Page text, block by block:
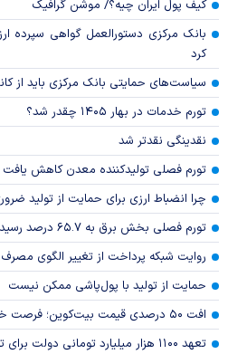
کیف پول ایران چیه؟/ موشن گرافیک
بانک مرکزی دستورالعمل گواهی سپرده
کرد
سیاست‌های حمایتی بانک مرکزی باید از
تورم خدمات در بهار ۱۴۰۵ چقدر شد؟
نقدینگی نقدتر شد
تورم فصلی تولیدکننده معدن کاهش یافت
چرا انضباط ارزی برای حمایت از تولید
تورم فصلی بخش برق به ۶۵.۷ درصد رسید
روایت شبکه پرداخت از تغییر الگوی
حمایت از تولید با پول‌پاشی ممکن نیست
افت ۵۰ درصدی قیمت بیت‌کوین؛ فرصت خرید یا آغاز دوره نزولی؟
تعهد ۱۱۰۰ هزار میلیارد تومانی دولت برای تامین کالابرگ